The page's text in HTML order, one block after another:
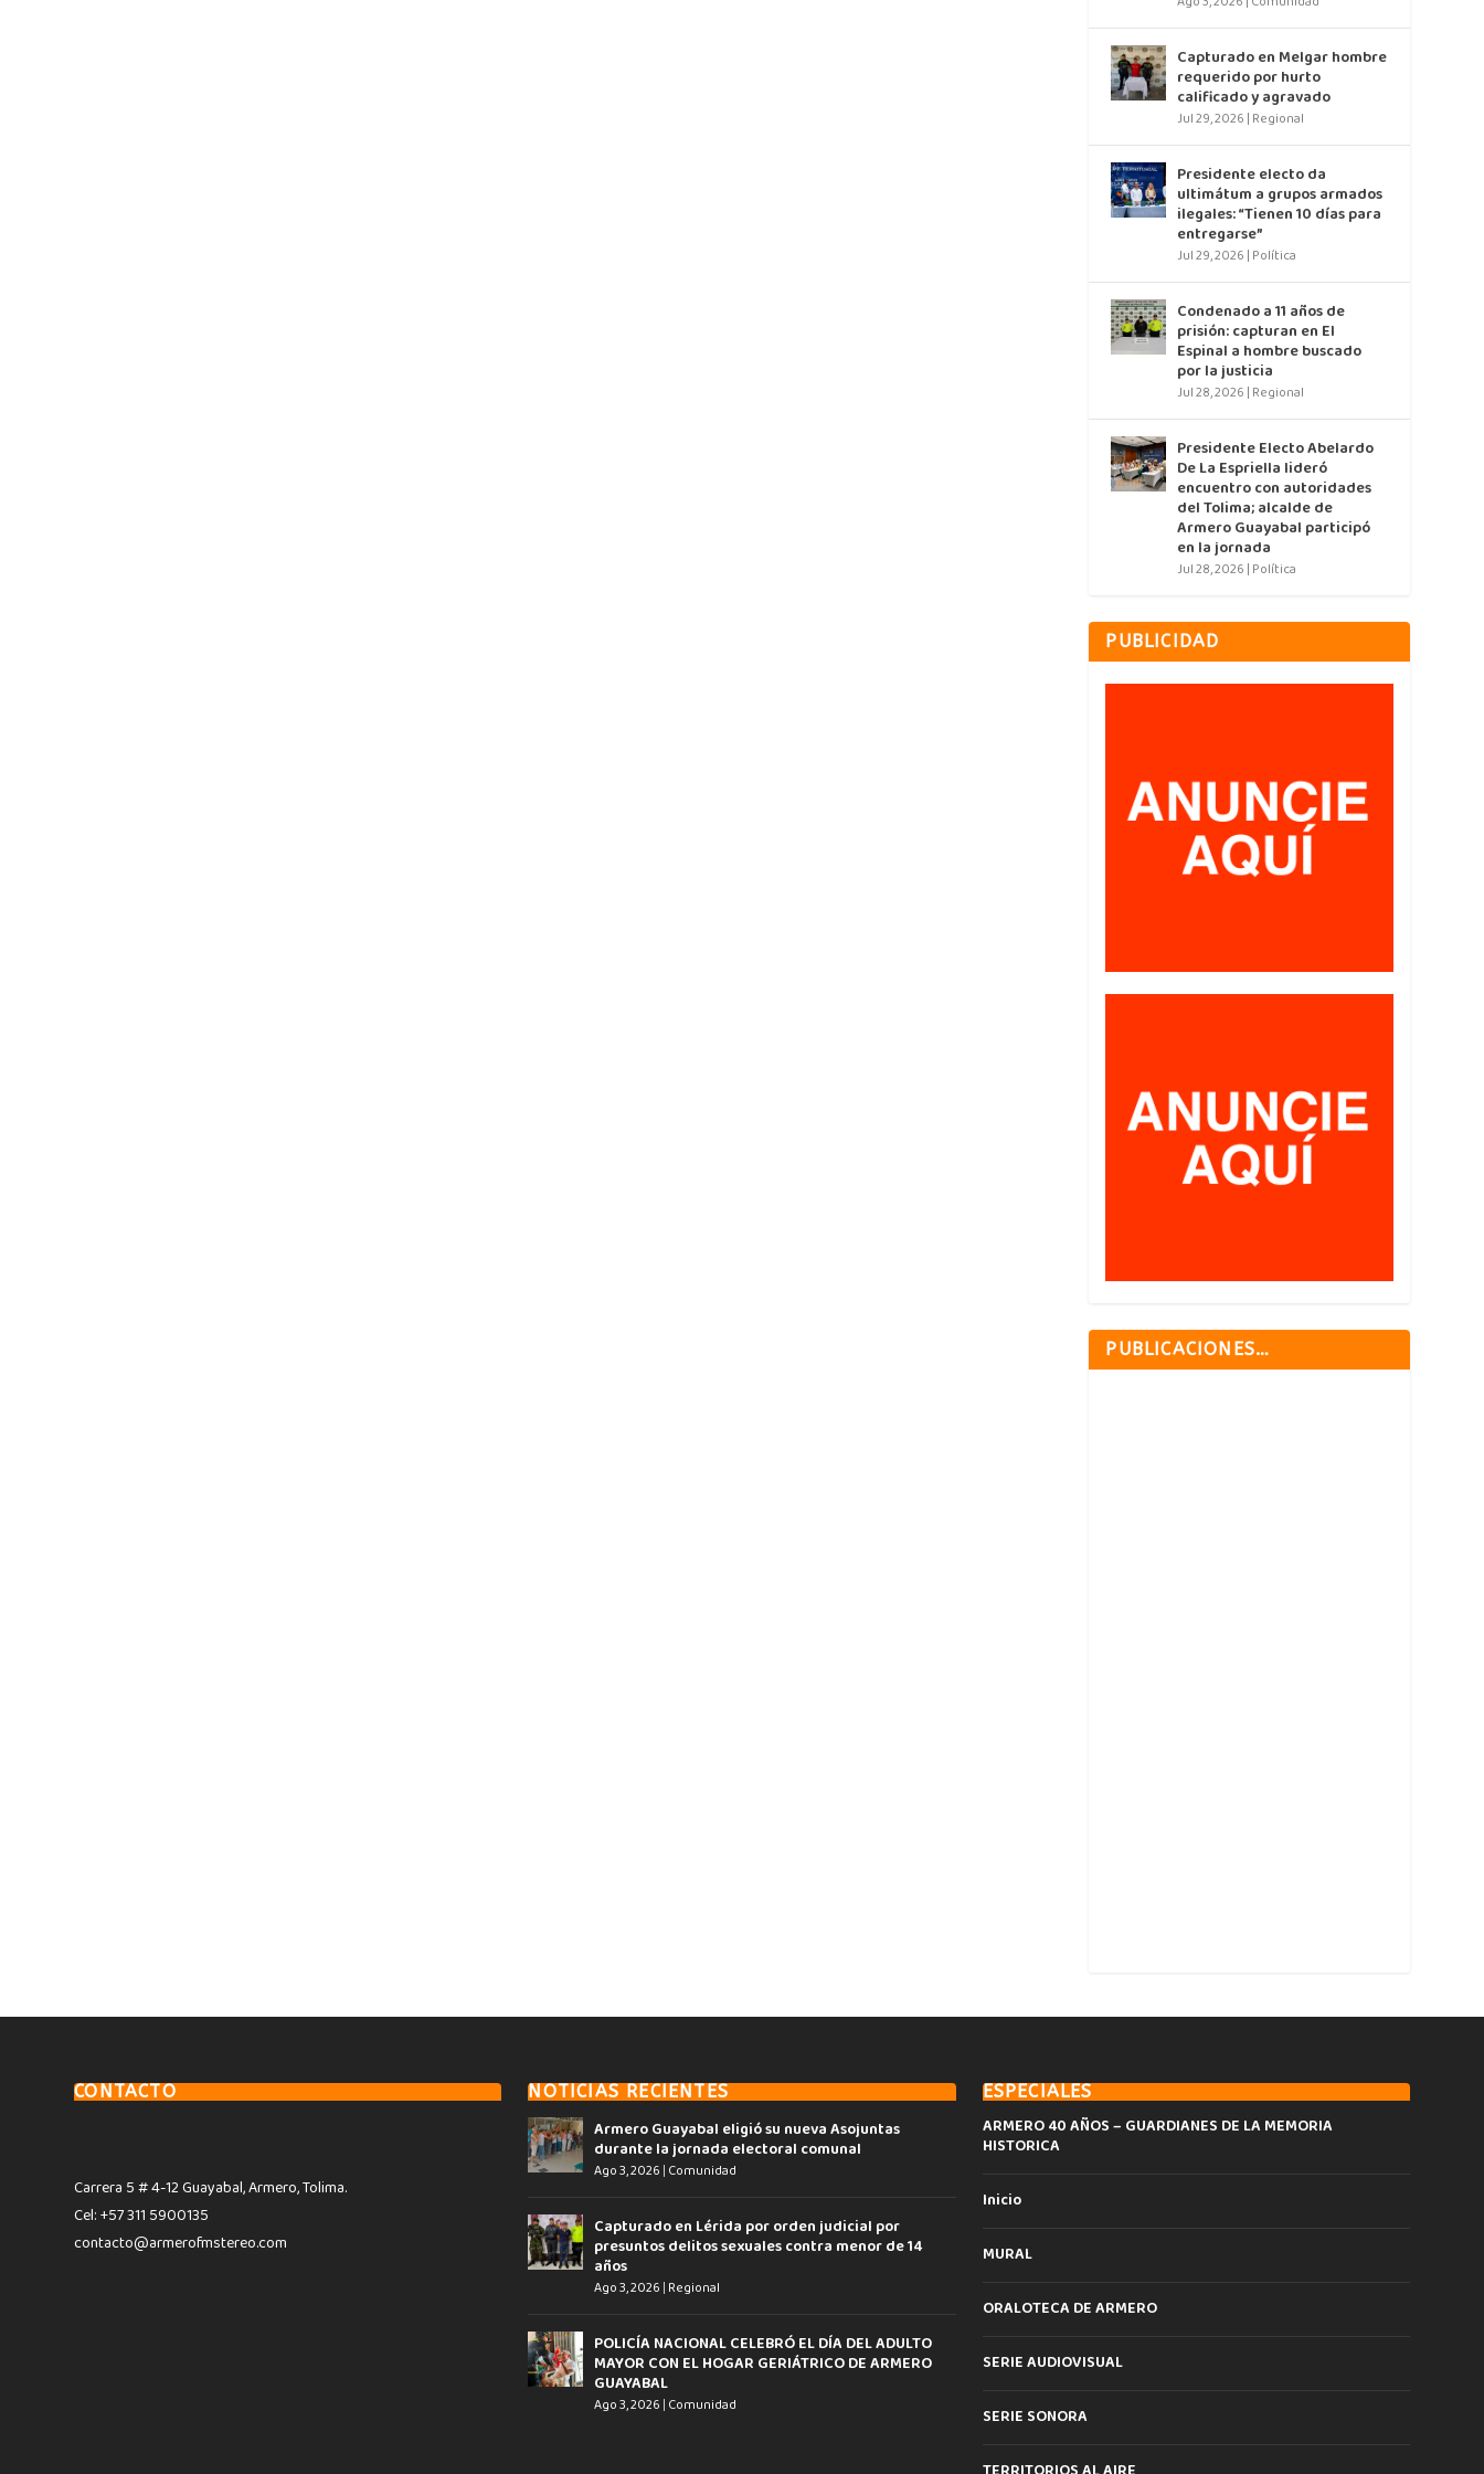
Capturado en Melgar hombre
requerido por hurto
calificado y agravado
Jul 29, 2026 | Regional
Presidente electo da
ultimátum a grupos armados
ilegales: “Tienen 10 días para
entregarse”
Jul 29, 2026 | Política
Condenado a 11 años de
prisión: capturan en El
Espinal a hombre buscado
por la justicia
Jul 28, 2026 | Regional
Presidente Electo Abelardo
De La Espriella lideró
encuentro con autoridades
del Tolima; alcalde de
Armero Guayabal participó
en la jornada
Jul 28, 2026 | Política
PUBLICIDAD
PUBLICACIONES…
CONTACTO
Carrera 5 # 4-12 Guayabal, Armero, Tolima.
Cel: +57 311 5900135
contacto@armerofmstereo.com
NOTICIAS RECIENTES
Armero Guayabal eligió su nueva Asojuntas
durante la jornada electoral comunal
Ago 3, 2026 | Comunidad
Capturado en Lérida por orden judicial por
presuntos delitos sexuales contra menor de 14
años
Ago 3, 2026 | Regional
POLICÍA NACIONAL CELEBRÓ EL DÍA DEL ADULTO
MAYOR CON EL HOGAR GERIÁTRICO DE ARMERO
GUAYABAL
Ago 3, 2026 | Comunidad
ESPECIALES
ARMERO 40 AÑOS – GUARDIANES DE LA MEMORIA
HISTORICA
Inicio
MURAL
ORALOTECA DE ARMERO
SERIE AUDIOVISUAL
SERIE SONORA